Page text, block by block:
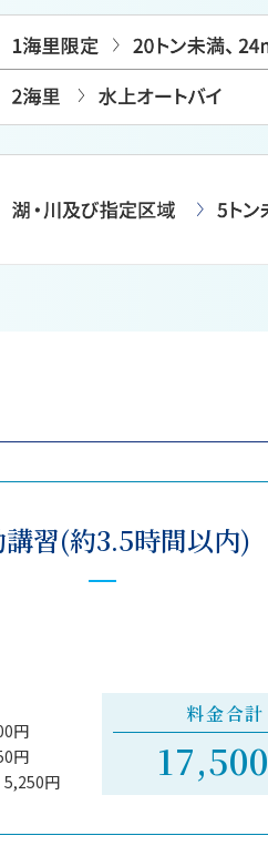
習(約3.5時間以内)
円
円
5,250円
料金合計
17,500